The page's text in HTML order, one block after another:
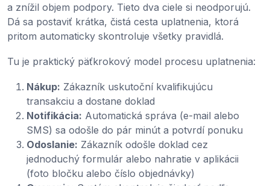
a znížil objem podpory. Tieto dva ciele si neodporujú.
Dá sa postaviť krátka, čistá cesta uplatnenia, ktorá
pritom automaticky skontroluje všetky pravidlá.
Tu je praktický päťkrokový model procesu uplatnenia:
Nákup: Zákazník uskutoční kvalifikujúcu
transakciu a dostane doklad
Notifikácia: Automatická správa (e-mail alebo
SMS) sa odošle do pár minút a potvrdí ponuku
Odoslanie: Zákazník odošle doklad cez
jednoduchý formulár alebo nahratie v aplikácii
(foto bločku alebo číslo objednávky)